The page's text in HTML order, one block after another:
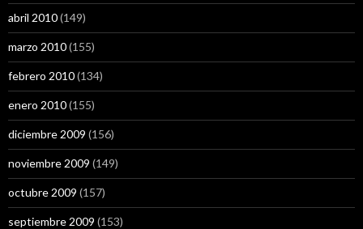
abril 2010(149)
marzo 2010(155)
febrero 2010(134)
enero 2010(155)
diciembre 2009 (156)
noviembre 2009 (149)
octubre 2009 (157)
septiembre 2009 (153)